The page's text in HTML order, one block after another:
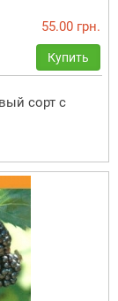
55.00 грн.
Купить
сорт с